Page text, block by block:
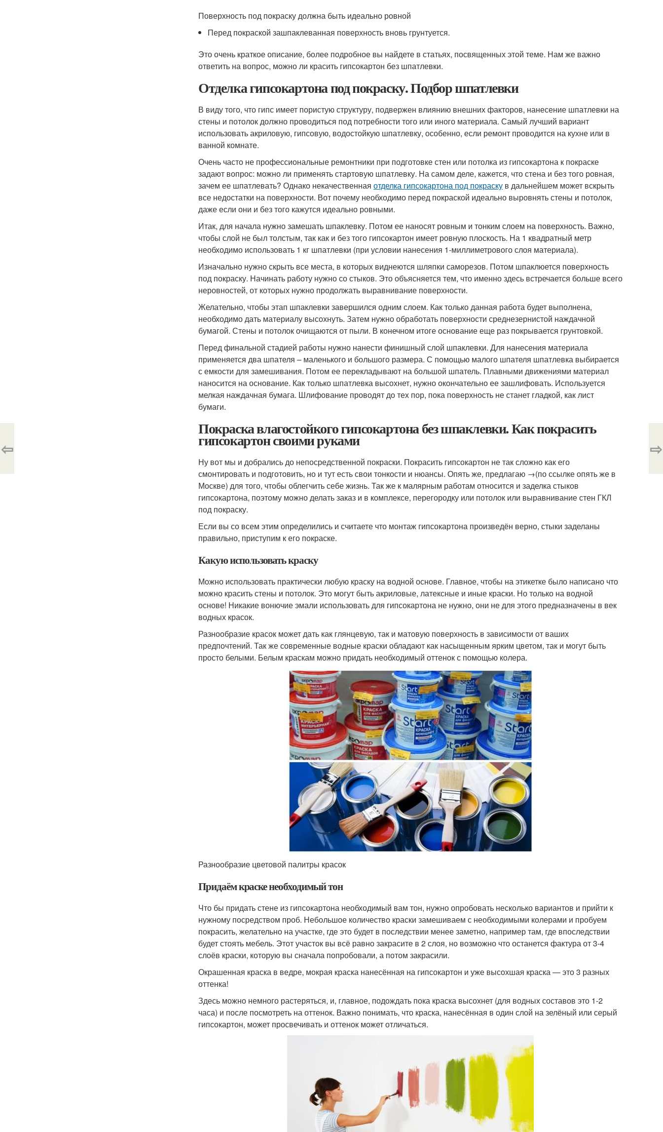
Поверхность под покраску должна быть идеально ровной
Перед покраской зашпаклеванная поверхность вновь грунтуется.
Это очень краткое описание, более подробное вы найдете в статьях, посвященных этой теме. Нам же важно
ответить на вопрос, можно ли красить гипсокартон без шпатлевки.
Отделка гипсокартона под покраску. Подбор шпатлевки
В виду того, что гипс имеет пористую структуру, подвержен влиянию внешних факторов, нанесение шпатлевки на
стены и потолок должно проводиться под потребности того или иного материала. Самый лучший вариант
использовать акриловую, гипсовую, водостойкую шпатлевку, особенно, если ремонт проводится на кухне или в
ванной комнате.
Очень часто не профессиональные ремонтники при подготовке стен или потолка из гипсокартона к покраске
задают вопрос: можно ли применять стартовую шпатлевку. На самом деле, кажется, что стена и без того ровная,
зачем ее шпатлевать? Однако некачественная отделка гипсокартона под покраску в дальнейшем может вскрыть
все недостатки на поверхности. Вот почему необходимо перед покраской идеально выровнять стены и потолок,
даже если они и без того кажутся идеально ровными.
Итак, для начала нужно замешать шпаклевку. Потом ее наносят ровным и тонким слоем на поверхность. Важно,
чтобы слой не был толстым, так как и без того гипсокартон имеет ровную плоскость. На 1 квадратный метр
необходимо использовать 1 кг шпатлевки (при условии нанесения 1-миллиметрового слоя материала).
Изначально нужно скрыть все места, в которых виднеются шляпки саморезов. Потом шпаклюется поверхность
под покраску. Начинать работу нужно со стыков. Это объясняется тем, что именно здесь встречается больше всего
неровностей, от которых нужно продолжать выравнивание поверхности.
Желательно, чтобы этап шпаклевки завершился одним слоем. Как только данная работа будет выполнена,
необходимо дать материалу высохнуть. Затем нужно обработать поверхности среднезернистой наждачной
бумагой. Стены и потолок очищаются от пыли. В конечном итоге основание еще раз покрывается грунтовкой.
Перед финальной стадией работы нужно нанести финишный слой шпаклевки. Для нанесения материала
применяется два шпателя – маленького и большого размера. С помощью малого шпателя шпатлевка выбирается
с емкости для замешивания. Потом ее перекладывают на большой шпатель. Плавными движениями материал
наносится на основание. Как только шпатлевка высохнет, нужно окончательно ее зашлифовать. Используется
мелкая наждачная бумага. Шлифование проводят до тех пор, пока поверхность не станет гладкой, как лист
бумаги.
Покраска влагостойкого гипсокартона без шпаклевки. Как покрасить
гипсокартон своими руками
Ну вот мы и добрались до непосредственной покраски. Покрасить гипсокартон не так сложно как его
смонтировать и подготовить, но и тут есть свои тонкости и нюансы. Опять же, предлагаю →(по ссылке опять же в
Москве) для того, чтобы облегчить себе жизнь. Так же к малярным работам относится и заделка стыков
гипсокартона, поэтому можно делать заказ и в комплексе, перегородку или потолок или выравнивание стен ГКЛ
под покраску.
Если вы со всем этим определились и считаете что монтаж гипсокартона произведён верно, стыки заделаны
правильно, приступим к его покраске.
Какую использовать краску
Можно использовать практически любую краску на водной основе. Главное, чтобы на этикетке было написано что
можно красить стены и потолок. Это могут быть акриловые, латексные и иные краски. Но только на водной
основе! Никакие вонючие эмали использовать для гипсокартона не нужно, они не для этого предназначены в век
водных красок.
Разнообразие красок может дать как глянцевую, так и матовую поверхность в зависимости от ваших
предпочтений. Так же современные водные краски обладают как насыщенным ярким цветом, так и могут быть
просто белыми. Белым краскам можно придать необходимый оттенок с помощью колера.
Разнообразие цветовой палитры красок
Придаём краске необходимый тон
Что бы придать стене из гипсокартона необходимый вам тон, нужно опробовать несколько вариантов и прийти к
нужному посредством проб. Небольшое количество краски замешиваем с необходимыми колерами и пробуем
покрасить, желательно на участке, где это будет в последствии менее заметно, например там, где впоследствии
будет стоять мебель. Этот участок вы всё равно закрасите в 2 слоя, но возможно что останется фактура от 3-4
слоёв краски, которую вы сначала попробовали, а потом закрасили.
Окрашенная краска в ведре, мокрая краска нанесённая на гипсокартон и уже высохшая краска — это 3 разных
оттенка!
Здесь можно немного растеряться, и, главное, подождать пока краска высохнет (для водных составов это 1-2
часа) и после посмотреть на оттенок. Важно понимать, что краска, нанесённая в один слой на зелёный или серый
гипсокартон, может просвечивать и оттенок может отличаться.
⇦ ⇨